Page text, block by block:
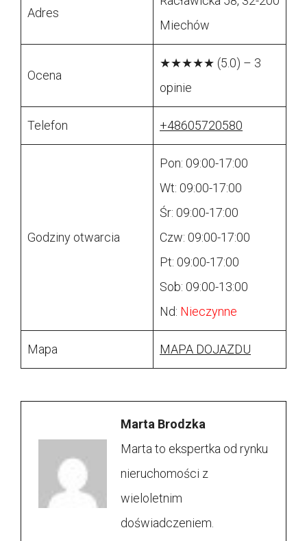
Adres
Miechów
Ocena
★★★★★ (5.0) – 3
opinie
Telefon +48605720580
Godziny otwarcia
Pon: 09:00-17:00
Wt: 09:00-17:00
Śr: 09:00-17:00
Czw: 09:00-17:00
Pt: 09:00-17:00
Sob: 09:00-13:00
Nd: Nieczynne
Mapa MAPA DOJAZDU
Marta Brodzka
Marta to ekspertka od rynku
nieruchomości z
wieloletnim
doświadczeniem.